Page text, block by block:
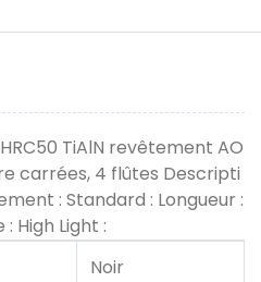
TiAlN revêtement AO
carrées, 4 flûtes Descripti
: Standard : Longueur :
High Light :
Noir